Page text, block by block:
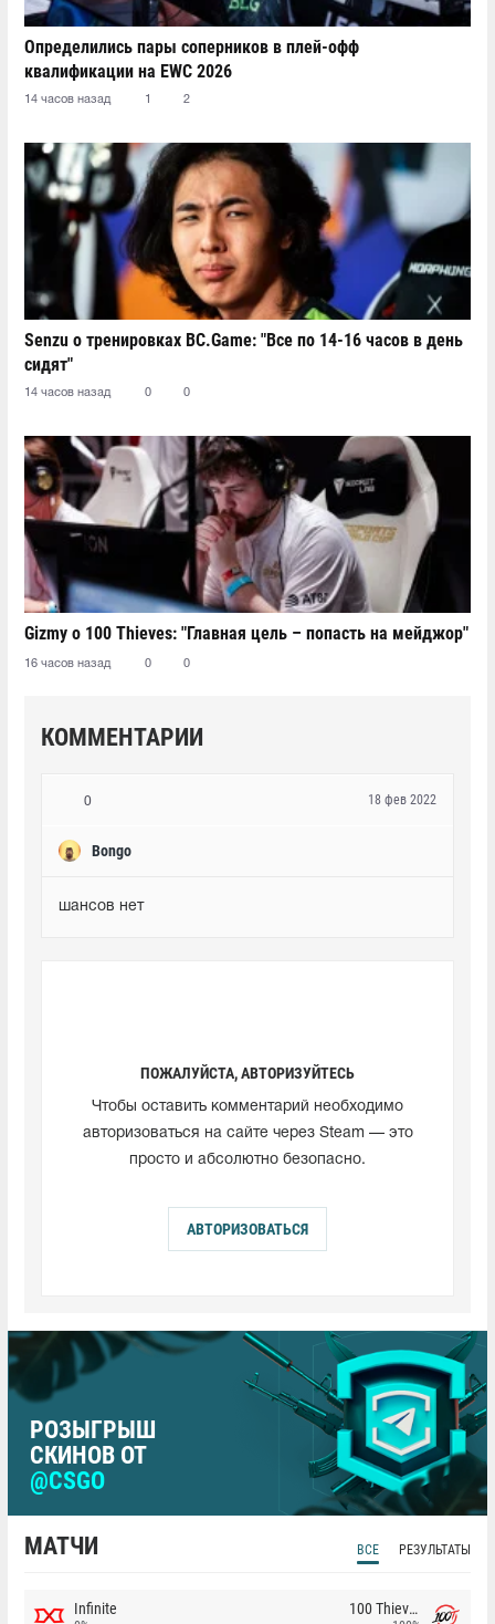
Определились пары соперников в плей-офф
квалификации на EWC 2026
14 часов назад 1 2
Senzu о тренировках BC.Game: "Все по 14-16 часов в день
сидят"
14 часов назад 0 0
Gizmy о 100 Thieves: "Главная цель – попасть на мейджор"
16 часов назад 0 0
КОММЕНТАРИИ
0
Bongo
18 фев 2022
шансов нет
ПОЖАЛУЙСТА, АВТОРИЗУЙТЕСЬ
Чтобы оставить комментарий необходимо
авторизоваться на сайте через Steam — это
просто и абсолютно безопасно.
АВТОРИЗОВАТЬСЯ
РОЗЫГРЫШ
СКИНОВ ОТ
@CSGO
МАТЧИ ВСЕ РЕЗУЛЬТАТЫ
Infinite 100 Thieves